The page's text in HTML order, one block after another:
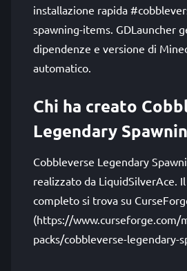
installazione rapida
spawning-items. GDLauncher
dipendenze e versione di
automatico.
Chi ha creato
Legendary
Cobbleverse Legendary
realizzato da LiquidSilverAce.
completo si trova su
(https://www.curseforge.com/
packs/cobbleverse-legendary-